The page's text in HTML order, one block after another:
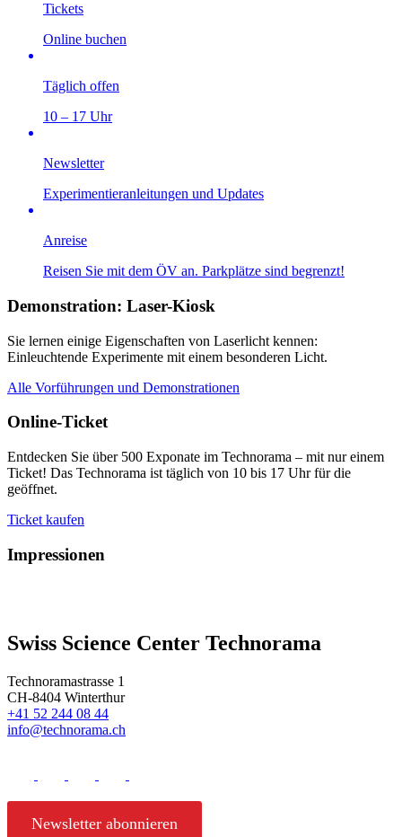
Tickets
Online buchen
Täglich offen
10 – 17 Uhr
Newsletter
Experimentieranleitungen und Updates
Anreise
Reisen Sie mit dem ÖV an. Parkplätze sind begrenzt!
Demonstration: Laser-Kiosk
Sie lernen einige Eigenschaften von Laserlicht kennen:
Einleuchtende Experimente mit einem besonderen Licht.
Alle Vorführungen und Demonstrationen
Online-Ticket
Entdecken Sie über 500 Exponate im Technorama – mit nur einem
Ticket! Das Technorama ist täglich von 10 bis 17 Uhr für die
geöffnet.
Ticket kaufen
Impressionen
Swiss Science Center Technorama
Technoramastrasse 1
CH-8404 Winterthur
+41 52 244 08 44
info@technorama.ch
Newsletter abonnieren